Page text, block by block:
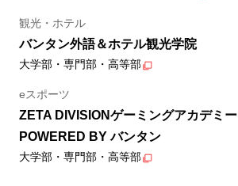
観光・ホテル
バンタン外語＆ホテル観光学院
大学部・専門部・高等部
eスポーツ
ZETA DIVISIONゲーミングアカデミー
POWERED BY バンタン
大学部・専門部・高等部